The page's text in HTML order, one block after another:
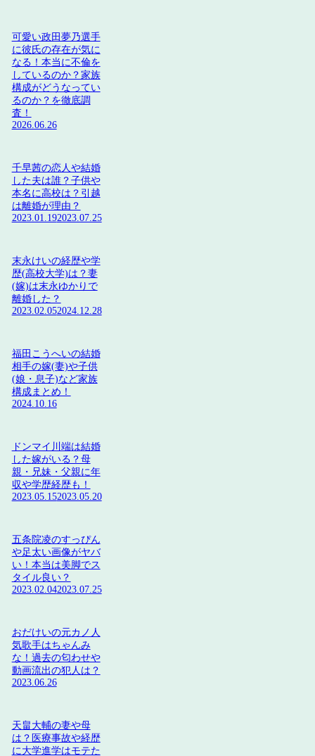
可愛い政田夢乃選手
に彼氏の存在が気に
なる！本当に不倫を
しているのか？家族
構成がどうなってい
るのか？を徹底調
査！
2026.06.26
千早茜の恋人や結婚
した夫は誰？子供や
本名に高校は？引越
は離婚が理由？
2023.01.192023.07.25
末永けいの経歴や学
歴(高校大学)は？妻
(嫁)は末永ゆかりで
離婚した？
2023.02.052024.12.28
福田こうへいの結婚
相手の嫁(妻)や子供
(娘・息子)など家族
構成まとめ！
2024.10.16
ドンマイ川端は結婚
した嫁がいる？母
親・兄妹・父親に年
収や学歴経歴も！
2023.05.152023.05.20
五条院凌のすっぴん
や足太い画像がヤバ
い！本当は美脚でス
タイル良い？
2023.02.042023.07.25
おだけいの元カノ人
気歌手はちゃんみ
な！過去の匂わせや
動画流出の犯人は？
2023.06.26
天畠大輔の妻や母
は？医療事故や経歴
に大学進学はモテた